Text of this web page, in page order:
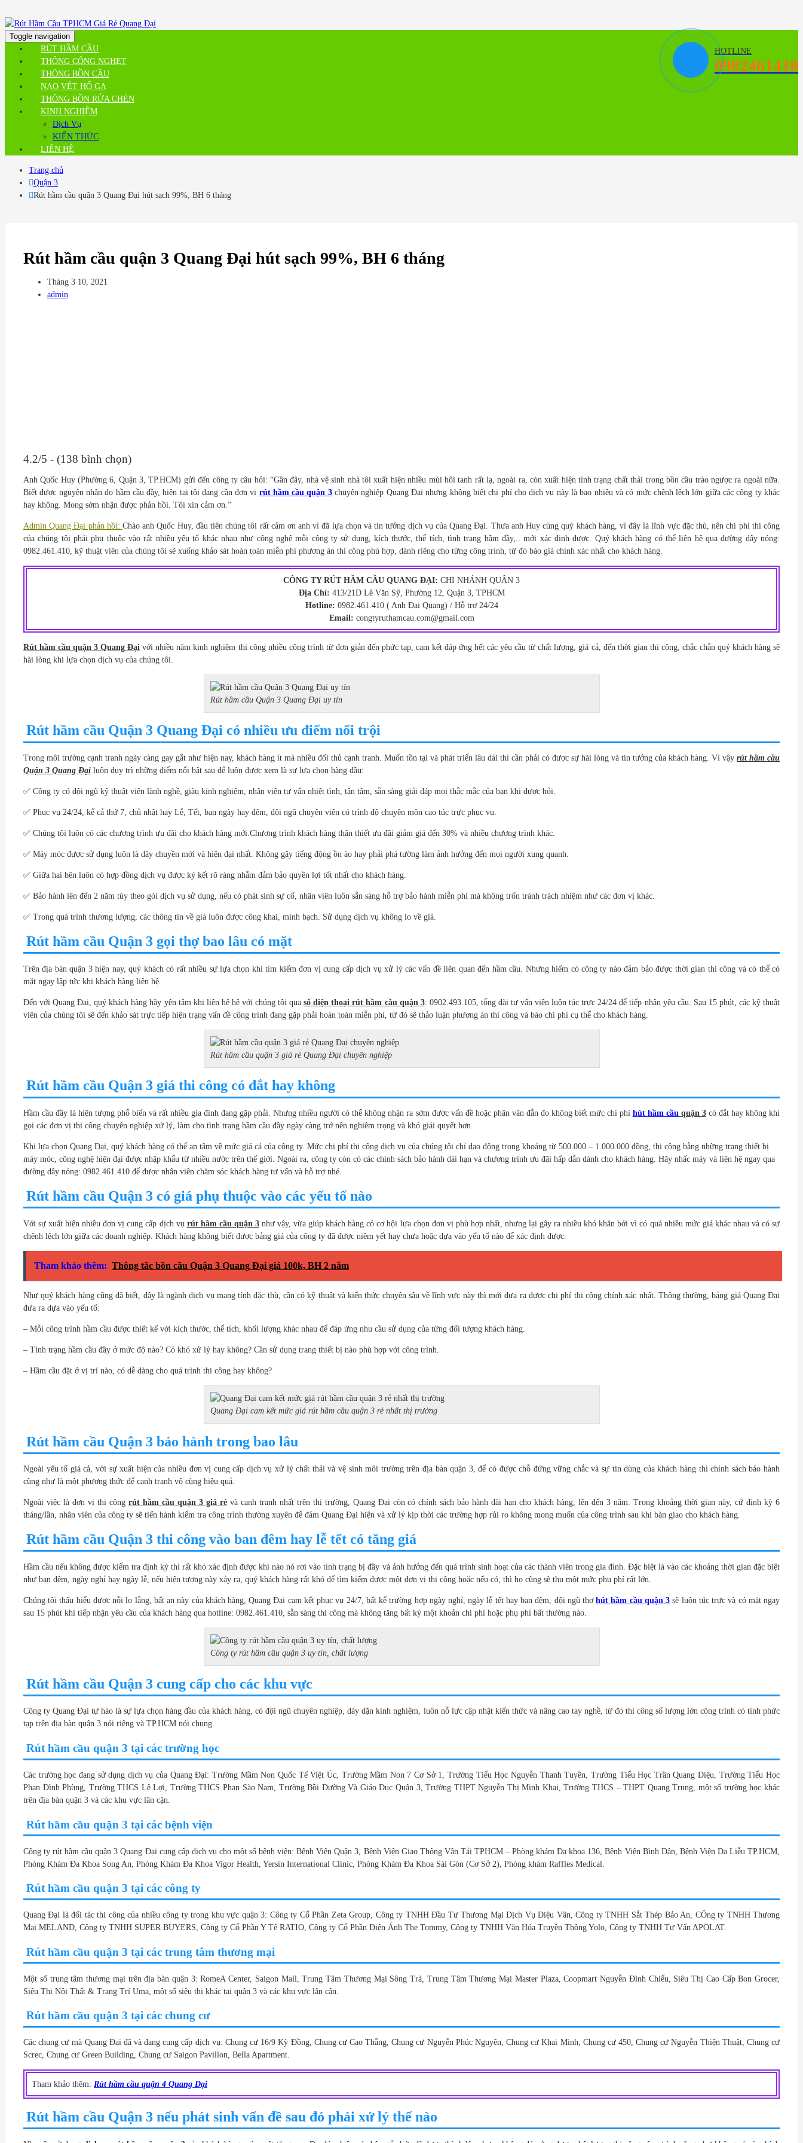
HOTLINE
0982461410
Toggle navigation
RÚT HẦM CẦU
THÔNG CỐNG NGHẸT
THÔNG BỒN CẦU
NẠO VÉT HỐ GA
THÔNG BỒN RỬA CHÉN
KINH NGHIỆM
Dịch Vụ
KIẾN THỨC
LIÊN HỆ
Trang chủ
Quận 3
Rút hầm cầu quận 3 Quang Đại hút sạch 99%, BH 6 tháng
Rút hầm cầu quận 3 Quang Đại hút sạch 99%, BH 6 tháng
Tháng 3 10, 2021
admin
4.2/5 - (138 bình chọn)
Anh Quốc Huy (Phường 6, Quận 3, TP.HCM) gửi đến công ty câu hỏi: “Gần đây, nhà vệ sinh nhà tôi xuất hiện nhiều mùi hôi tanh rất lạ, ngoài ra, còn xuất hiện tình trạng chất thải trong bồn cầu trào ngược ra ngoài nữa.
Biết được nguyên nhân do hầm cầu đầy, hiện tại tôi đang cần đơn vị rút hầm cầu quận 3chuyên nghiệp Quang Đại nhưng không biết chi phí cho dịch vụ này là bao nhiêu và có mức chênh lệch lớn giữa các công ty khác
hay không. Mong sớm nhận được phản hồi. Tôi xin cảm ơn.”
Admin Quang Đại phản hồi: Chào anh Quốc Huy, đầu tiên chúng tôi rất cảm ơn anh vì đã lựa chọn và tin tưởng dịch vụ của Quang Đại. Thưa anh Huy cùng quý khách hàng, vì đây là lĩnh vực đặc thù, nên chi phí thi công
của chúng tôi phải phụ thuộc vào rất nhiều yếu tố khác nhau như công nghệ mỗi công ty sử dụng, kích thước, thể tích, tình trạng hầm đầy,.. mới xác định được. Quý khách hàng có thể liên hệ qua đường dây nóng:
0982.461.410, kỹ thuật viên của chúng tôi sẽ xuống khảo sát hoàn toàn miễn phí phương án thi công phù hợp, dành riêng cho từng công trình, từ đó báo giá chính xác nhất cho khách hàng.
CÔNG TY RÚT HẦM CẦU QUANG ĐẠI: CHI NHÁNH QUẬN 3
Địa Chỉ: 413/21D Lê Văn Sỹ, Phường 12, Quận 3, TPHCM
Hotline: 0982.461.410 ( Anh Đại Quang) / Hỗ trợ 24/24
Email: congtyruthamcau.com@gmail.com
Rút hầm cầu quận 3 Quang Đại với nhiều năm kinh nghiệm thi công nhiều công trình từ đơn giản đến phức tạp, cam kết đáp ứng hết các yêu cầu từ chất lượng, giá cả, đến thời gian thi công, chắc chắn quý khách hàng sẽ
hài lòng khi lựa chọn dịch vụ của chúng tôi.
Rút hầm cầu Quận 3 Quang Đại uy tín
Rút hầm cầu Quận 3 Quang Đại có nhiều ưu điểm nổi trội
Trong môi trường cạnh tranh ngày càng gay gắt như hiện nay, khách hàng ít mà nhiều đối thủ cạnh tranh. Muốn tồn tại và phát triển lâu dài thì cần phải có được sự hài lòng và tin tưởng của khách hàng. Vì vậy rút hầm cầu
Quận 3 Quang Đại luôn duy trì những điểm nổi bật sau để luôn được xem là sự lựa chọn hàng đầu:
✅ Công ty có đội ngũ kỹ thuật viên lành nghề, giàu kinh nghiệm, nhân viên tư vấn nhiệt tình, tận tâm, sẵn sàng giải đáp mọi thắc mắc của bạn khi được hỏi.
✅ Phục vụ 24/24, kể cả thứ 7, chủ nhật hay Lễ, Tết, ban ngày hay đêm, đội ngũ chuyên viên có trình độ chuyên môn cao túc trực phục vụ.
✅ Chúng tôi luôn có các chương trình ưu đãi cho khách hàng mới.Chương trình khách hàng thân thiết ưu đãi giảm giá đến 30% và nhiều chương trình khác.
✅ Máy móc được sử dụng luôn là dây chuyền mới và hiện đại nhất. Không gây tiếng động ồn ào hay phải phá tường làm ảnh hưởng đến mọi người xung quanh.
✅ Giữa hai bên luôn có hợp đồng dịch vụ được ký kết rõ ràng nhằm đảm bảo quyền lợi tốt nhất cho khách hàng.
✅ Bảo hành lên đến 2 năm tùy theo gói dịch vụ sử dụng, nếu có phát sinh sự cố, nhân viên luôn sẵn sàng hỗ trợ bảo hành miễn phí mà không trốn tránh trách nhiệm như các đơn vị khác.
✅ Trong quá trình thương lượng, các thông tin về giá luôn được công khai, minh bạch. Sử dụng dịch vụ không lo về giá.
Rút hầm cầu Quận 3 gọi thợ bao lâu có mặt
Trên địa bàn quận 3 hiện nay, quý khách có rất nhiều sự lựa chọn khi tìm kiếm đơn vị cung cấp dịch vụ xử lý các vấn đề liên quan đến hầm cầu. Nhưng hiếm có công ty nào đảm bảo được thời gian thi công và có thể có
mặt ngay lập tức khi khách hàng liên hệ.
Đến với Quang Đại, quý khách hàng hãy yên tâm khi liên hệ hệ với chúng tôi quasố điện thoại rút hầm cầu quận 3: 0902.493.105, tổng đài tư vấn viên luôn túc trực 24/24 để tiếp nhận yêu cầu. Sau 15 phút, các kỹ thuật
viên của chúng tôi sẽ đến khảo sát trực tiếp hiện trạng vấn đề công trình đang gặp phải hoàn toàn miễn phí, từ đó sẽ thảo luận phương án thi công và báo chi phí cụ thể cho khách hàng.
Rút hầm cầu quận 3 giá rẻ Quang Đại chuyên nghiệp
Rút hầm cầu Quận 3 giá thi công có đắt hay không
Hầm cầu đầy là hiện tượng phổ biến và rất nhiều gia đình đang gặp phải. Nhưng nhiều người có thể không nhận ra sớm được vấn đề hoặc phân vân đắn đo không biết mức chi phí hút hầm cầuquận 3có đắt hay không khi
gọi các đơn vị thi công chuyên nghiệp xử lý, làm cho tình trạng hầm cầu đầy ngày càng trở nên nghiêm trọng và khó giải quyết hơn.
Khi lựa chọn Quang Đại, quý khách hàng có thể an tâm về mức giá cả của công ty. Mức chi phí thi công dịch vụ của chúng tôi chỉ dao động trong khoảng từ 500.000 – 1.000.000 đồng, thi công bằng những trang thiết bị
máy móc, công nghệ hiện đại được nhập khẩu từ nhiều nước trên thế giới. Ngoài ra, công ty còn có các chính sách bảo hành dài hạn và chương trình ưu đãi hấp dẫn dành cho khách hàng. Hãy nhấc máy và liên hệ ngay qua
đường dây nóng: 0982.461.410 để được nhân viên chăm sóc khách hàng tư vấn và hỗ trợ nhé.
Rút hầm cầu Quận 3 có giá phụ thuộc vào các yếu tố nào
Với sự xuất hiện nhiều đơn vị cung cấp dịch vụ rút hầm cầu quận 3như vậy, vừa giúp khách hàng có cơ hội lựa chọn đơn vị phù hợp nhất, nhưng lại gây ra nhiều khó khăn bởi vì có quá nhiều mức giá khác nhau và có sự
chênh lệch lớn giữa các doanh nghiệp. Khách hàng không biết được bảng giá của công ty đã được niêm yết hay chưa hoặc dựa vào yếu tố nào để xác định được.
Tham khảo thêm: Thông tắc bồn cầu Quận 3 Quang Đại giá 100k, BH 2 năm
Như quý khách hàng cũng đã biết, đây là ngành dịch vụ mang tính đặc thù, cần có kỹ thuật và kiến thức chuyên sâu về lĩnh vực này thì mới đưa ra được chi phí thi công chính xác nhất. Thông thường, bảng giá Quang Đại
đưa ra dựa vào yếu tố:
– Mỗi công trình hầm cầu được thiết kế với kích thước, thể tích, khối lượng khác nhau để đáp ứng nhu cầu sử dụng của từng đối tượng khách hàng.
– Tình trạng hầm cầu đầy ở mức độ nào? Có khó xử lý hay không? Cần sử dụng trang thiết bị nào phù hợp với công trình.
– Hầm cầu đặt ở vị trí nào, có dễ dàng cho quá trình thi công hay không?
Quang Đại cam kết mức giá rút hầm cầu quận 3 rẻ nhất thị trường
Rút hầm cầu Quận 3 bảo hành trong bao lâu
Ngoài yếu tố giá cả, với sự xuất hiện của nhiều đơn vị cung cấp dịch vụ xử lý chất thải và vệ sinh môi trường trên địa bàn quận 3, để có được chỗ đứng vững chắc và sự tin dùng của khách hàng thì chính sách bảo hành
cũng như là một phương thức để canh tranh vô cùng hiệu quả.
Ngoài việc là đơn vị thi công rút hầm cầu quận 3 giá rẻvà cạnh tranh nhất trên thị trường, Quang Đại còn có chính sách bảo hành dài hạn cho khách hàng, lên đến 3 năm. Trong khoảng thời gian này, cứ định kỳ 6
tháng/lần, nhân viên của công ty sẽ tiến hành kiểm tra công trình thường xuyên để đảm Quang Đại hiện và xử lý kịp thời các trường hợp rủi ro không mong muốn của công trình sau khi bàn giao cho khách hàng.
Rút hầm cầu Quận 3 thi công vào ban đêm hay lễ tết có tăng giá
Hầm cầu nếu không được kiểm tra định kỳ thì rất khó xác định được khi nào nó rơi vào tình trạng bị đầy và ảnh hưởng đến quá trình sinh hoạt của các thành viên trong gia đình. Đặc biệt là vào các khoảng thời gian đặc biệt
như ban đêm, ngày nghỉ hay ngày lễ, nếu hiện tượng này xảy ra, quý khách hàng rất khó để tìm kiếm được một đơn vị thi công hoặc nếu có, thì họ cũng sẽ thu một mức phụ phí rất lớn.
Chúng tôi thấu hiểu được nỗi lo lắng, bất an này của khách hàng, Quang Đại cam kết phục vụ 24/7, bất kể trường hợp ngày nghỉ, ngày lễ tết hay ban đêm, đội ngũ thợhút hầm cầu quận 3 sẽ luôn túc trực và có mặt ngay
sau 15 phút khi tiếp nhận yêu cầu của khách hàng qua hotline: 0982.461.410, sẵn sàng thi công mà không tăng bất kỳ một khoản chi phí hoặc phụ phí bất thường nào.
Công ty rút hầm cầu quận 3 uy tín, chất lượng
Rút hầm cầu Quận 3 cung cấp cho các khu vực
Công ty Quang Đại tự hào là sự lựa chọn hàng đầu của khách hàng, có đội ngũ chuyên nghiệp, dày dặn kinh nghiệm, luôn nỗ lực cập nhật kiến thức và nâng cao tay nghề, từ đó thi công số lượng lớn công trình có tính phức
tạp trên địa bàn quận 3 nói riêng và TP.HCM nói chung.
Rút hầm cầu quận 3 tại các trường học
Các trường học đang sử dụng dịch vụ của Quang Đại: Trường Mầm Non Quốc Tế Việt Úc, Trường Mầm Non 7 Cơ Sở 1, Trường Tiểu Học Nguyễn Thanh Tuyền, Trường Tiểu Học Trần Quang Diệu, Trường Tiểu Học
Phan Đình Phùng, Trường THCS Lê Lợi, Trường THCS Phan Sào Nam, Trường Bồi Dưỡng Và Giáo Dục Quận 3, Trường THPT Nguyễn Thị Minh Khai, Trường THCS – THPT Quang Trung, một số trường học khác
trên địa bàn quận 3 và các khu vực lân cận.
Rút hầm cầu quận 3 tại các bệnh viện
Công ty rút hầm cầu quận 3 Quang Đại cung cấp dịch vụ cho một số bệnh viện: Bệnh Viện Quận 3, Bệnh Viện Giao Thông Vận Tải TPHCM – Phòng khám Đa khoa 136, Bệnh Viện Bình Dân, Bệnh Viện Da Liễu TP.HCM,
Phòng Khám Đa Khoa Song An, Phòng Khám Đa Khoa Vigor Health, Yersin International Clinic, Phòng Khám Đa Khoa Sài Gòn (Cơ Sở 2), Phòng khám Raffles Medical.
Rút hầm cầu quận 3 tại các công ty
Quang Đại là đối tác thi công của nhiều công ty trong khu vực quận 3: Công ty Cổ Phần Zeta Group, Công ty TNHH Đầu Tư Thương Mại Dịch Vụ Diệu Vân, Công ty TNHH Sắt Thép Bảo An, CÔng ty TNHH Thương
Mại MELAND, Công ty TNHH SUPER BUYERS, Công ty Cổ Phần Y Tế RATIO, Công ty Cổ Phần Điện Ảnh The Tommy, Công ty TNHH Văn Hóa Truyền Thông Yolo, Công ty TNHH Tư Vấn APOLAT.
Rút hầm cầu quận 3 tại các trung tâm thương mại
Một số trung tâm thương mại trên địa bàn quận 3: RomeA Center, Saigon Mall, Trung Tâm Thương Mại Sông Trà, Trung Tâm Thương Mại Master Plaza, Coopmart Nguyễn Đình Chiểu, Siêu Thị Cao Cấp Bon Grocer,
Siêu Thị Nội Thất & Trang Trí Uma, một số siêu thị khác tại quận 3 và các khu vực lân cận.
Rút hầm cầu quận 3 tại các chung cư
Các chung cư mà Quang Đại đã và đang cung cấp dịch vụ: Chung cư 16/9 Kỳ Đồng, Chung cư Cao Thắng, Chung cư Nguyễn Phúc Nguyên, Chung cư Khai Minh, Chung cư 450, Chung cư Nguyễn Thiện Thuật, Chung cư
Screc, Chung cư Green Building, Chung cư Saigon Pavillon, Bella Apartment.
Tham khảo thêm: Rút hầm cầu quận 4 Quang Đại
Rút hầm cầu Quận 3 nếu phát sinh vấn đề sau đó phải xử lý thế nào